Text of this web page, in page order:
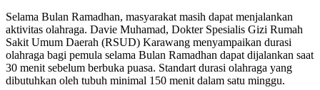
Selama Bulan Ramadhan, masyarakat masih dapat menjalankan
aktivitas olahraga. Davie Muhamad, Dokter Spesialis Gizi Rumah
Sakit Umum Daerah (RSUD) Karawang menyampaikan durasi
olahraga bagi pemula selama Bulan Ramadhan dapat dijalankan saat
30 menit sebelum berbuka puasa. Standart durasi olahraga yang
dibutuhkan oleh tubuh minimal 150 menit dalam satu minggu.